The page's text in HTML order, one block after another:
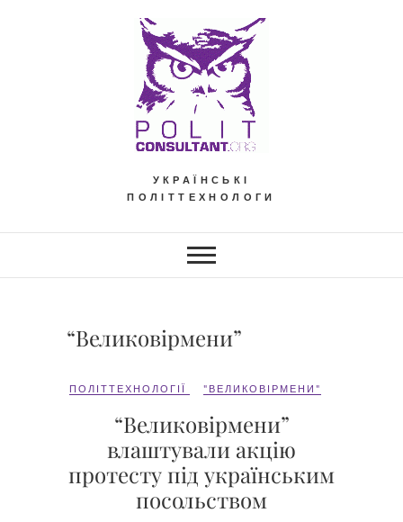
УКРАЇНСЬКІ
ПОЛІТТЕХНОЛОГИ
“Великовірмени”
ПОЛІТТЕХНОЛОГІЇ "ВЕЛИКОВІРМЕНИ"
“Великовірмени”
влаштували акцію
протесту під українським
посольством